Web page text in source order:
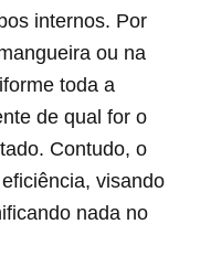
internos. Por
ou na
toda a
de qual for o
Contudo, o
visando
nada no